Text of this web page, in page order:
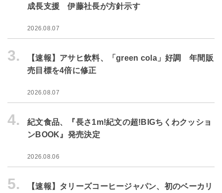
成長支援 伊藤社長が方針示す
2026.08.07
3.
【速報】アサヒ飲料、「green cola」好調 年間販
売目標を4倍に修正
2026.08.07
4.
紀文食品、『長さ1m!紀文の超!BIGちくわクッショ
ンBOOK』発売決定
2026.08.06
5.
【速報】タリーズコーヒージャパン、初のベーカリ